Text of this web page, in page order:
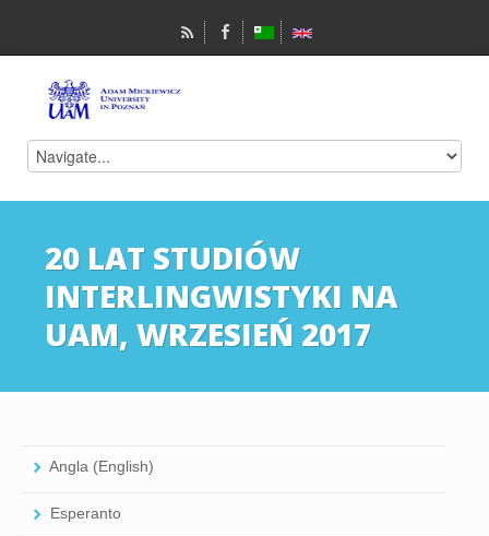
20 LAT STUDIÓW
INTERLINGWISTYKI NA
UAM, WRZESIEŃ 2017
Angla (English)
Esperanto